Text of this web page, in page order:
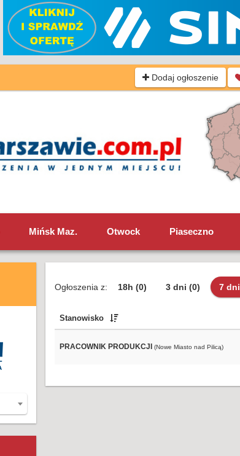
Dodaj ogłoszenie
Mińsk Maz. Otwock Piaseczno
Ogłoszenia z: 18h (0) 3 dni (0) 7 dni
Stanowisko
PRACOWNIK PRODUKCJI (Nowe Miasto nad Pilicą)